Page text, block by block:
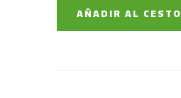
AÑADIR AL CESTO